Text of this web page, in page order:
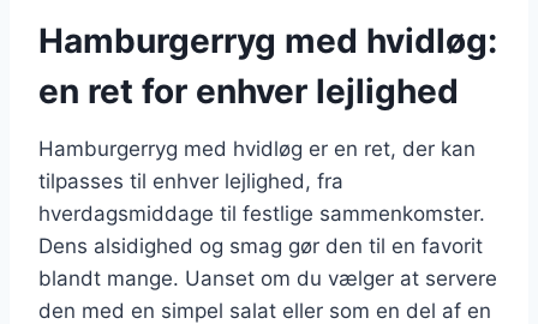
Hamburgerryg med hvidløg:
en ret for enhver lejlighed
Hamburgerryg med hvidløg er en ret, der kan
tilpasses til enhver lejlighed, fra
hverdagsmiddage til festlige sammenkomster.
Dens alsidighed og smag gør den til en favorit
blandt mange. Uanset om du vælger at servere
den med en simpel salat eller som en del af en